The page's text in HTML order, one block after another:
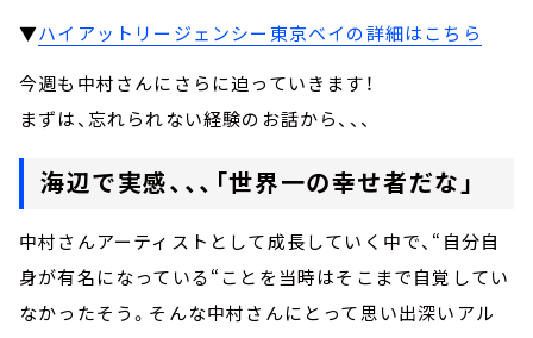
▼ハイアットリージェンシー東京ベイの詳細はこちら
今週も中村さんにさらに迫っていきます！
まずは、忘れられない経験のお話から、、、
海辺で実感、、、「世界一の幸せ者だな」
中村さんアーティストとして成長していく中で、“自分自
身が有名になっている“ことを当時はそこまで自覚してい
なかったそう。そんな中村さんにとって思い出深いアル